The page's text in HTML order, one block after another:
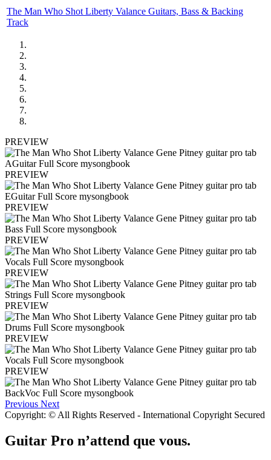
The Man Who Shot Liberty Valance Guitars, Bass & Backing
Track
PREVIEW
PREVIEW
PREVIEW
PREVIEW
PREVIEW
PREVIEW
PREVIEW
PREVIEW
Previous Next
Copyright: © All Rights Reserved - International Copyright Secured
Guitar Pro n’attend que vous.